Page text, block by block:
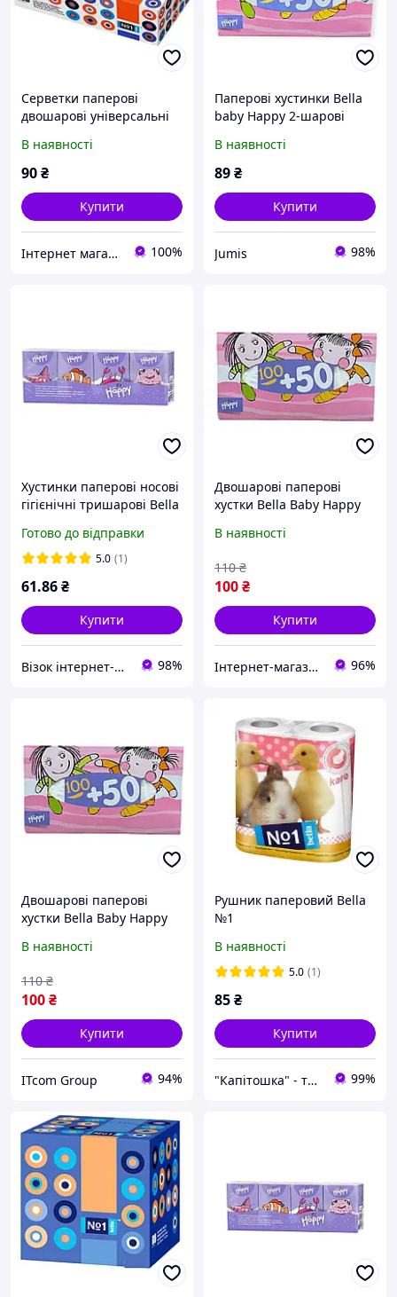
Серветки паперові
двошарові універсальні
В наявності
90₴
Купити
Інтернет магазин Pamp-Pamp 100%
Паперові хустинки Bella
baby Happy 2-шарові
В наявності
89₴
Купити
Jumis 98%
Хустинки паперові носові
гігієнічні тришарові Bella
(5900516421755)
Готово до відправки
5.0 (1)
61.86₴
Купити
Візок інтернет-магазин 98%
Двошарові паперові
хустки Bella Baby Happy
В наявності
100₴
110 ₴
Купити
Інтернет-магазин "Winner" 96%
Двошарові паперові
хустки Bella Baby Happy
В наявності
100₴
110 ₴
Купити
ITcom Group 94%
Рушник паперовий Bella
№1
В наявності
5.0 (1)
85₴
Купити
"Капітошка" - турбота про близьких у кожній домівці! 99%